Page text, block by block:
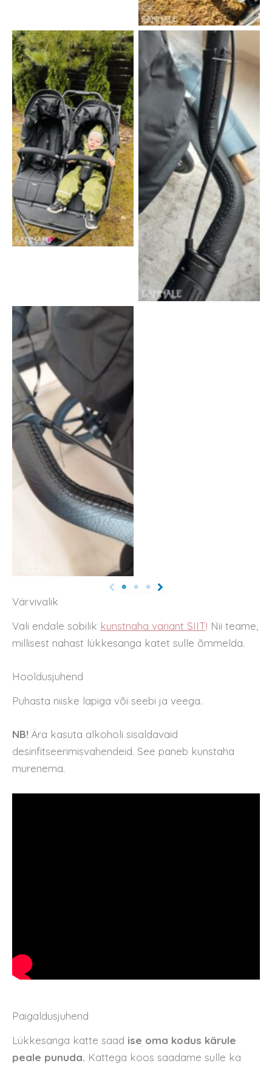
Värvivalik
Vali endale sobilik kunstnaha variant SIIT! Nii teame,
millisest nahast lükkesanga katet sulle õmmelda.
Hooldusjuhend
Puhasta niiske lapiga või seebi ja veega.
NB! Ära kasuta alkoholi sisaldavaid
desinfitseerimisvahendeid. See paneb kunstaha
murenema.
Paigaldusjuhend
Lükkesanga katte saad ise oma kodus kärule
peale punuda. Kattega koos saadame sulle ka